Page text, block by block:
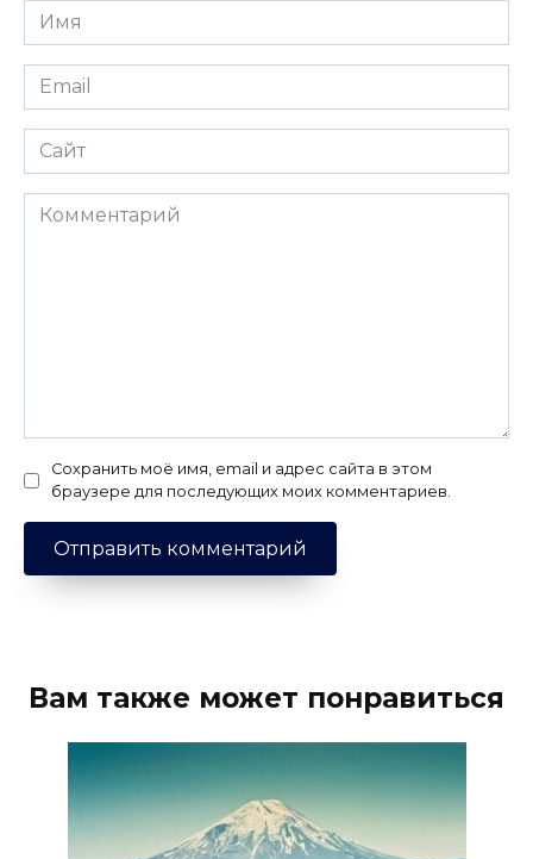
Имя
*
Email
*
Сайт
Комментарий
Сохранить моё имя, email и адрес сайта в этом
браузере для последующих моих комментариев.
Вам также может понравиться